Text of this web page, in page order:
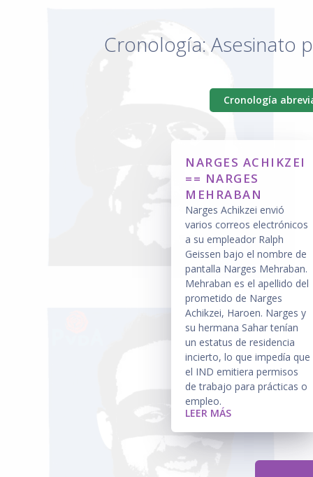
Cronología: Asesinato
Cronología
NARGES ACHIKZEI
== NARGES
MEHRABAN
Narges Achikzei envió
varios correos electrónicos
a su empleador Ralph
Geissen bajo el nombre de
pantalla Narges Mehraban.
Mehraban es el apellido del
prometido de Narges
Achikzei, Haroen. Narges y
su hermana Sahar tenían
un estatus de residencia
incierto, lo que impedía que
el IND emitiera permisos
de trabajo para prácticas o
empleo.
LEER MÁS